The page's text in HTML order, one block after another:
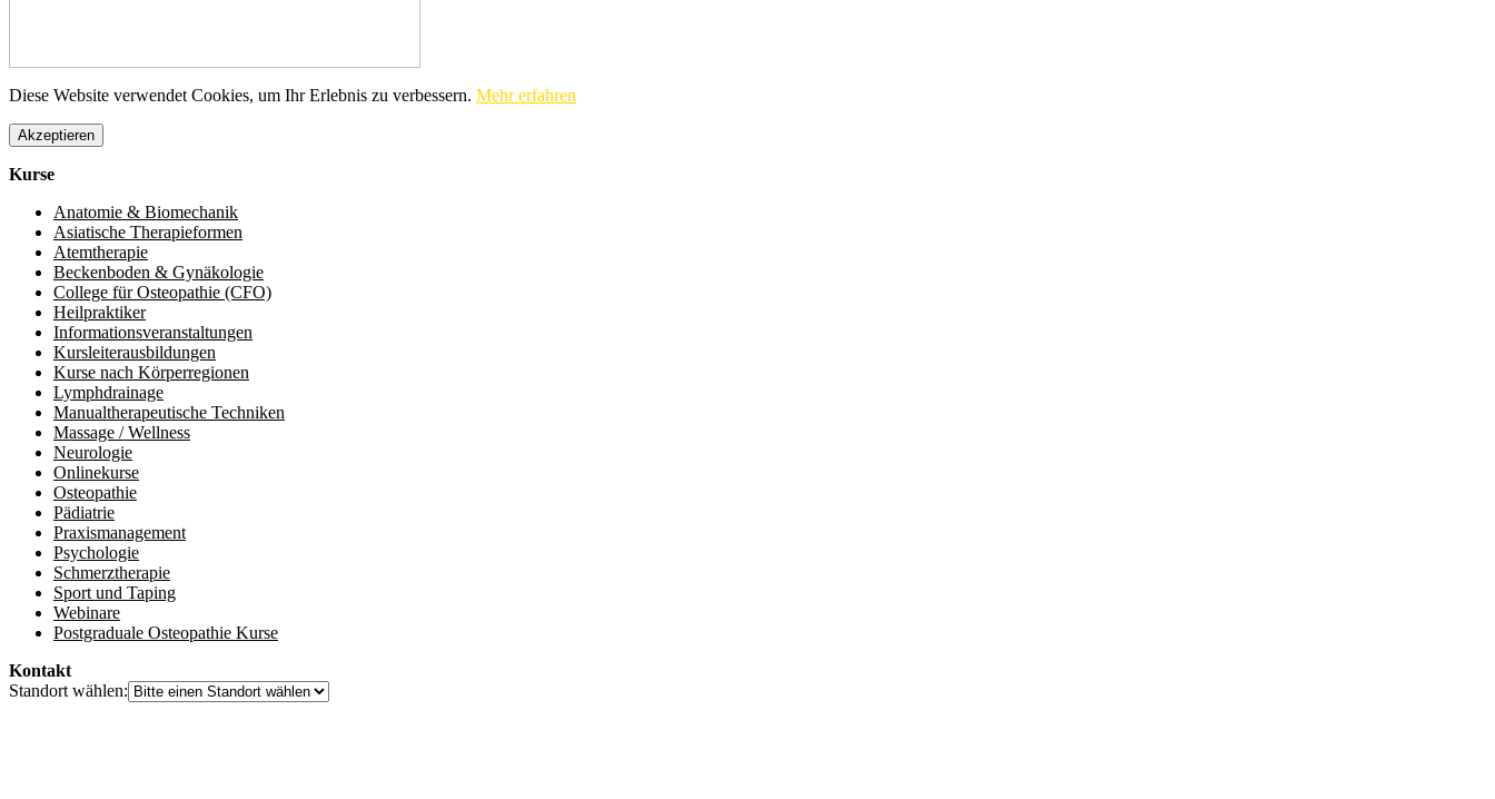
Diese Website verwendet Cookies, um Ihr Erlebnis zu verbessern. Mehr erfahren
Akzeptieren
Kurse
Anatomie & Biomechanik
Asiatische Therapieformen
Atemtherapie
Beckenboden & Gynäkologie
College für Osteopathie (CFO)
Heilpraktiker
Informationsveranstaltungen
Kursleiterausbildungen
Kurse nach Körperregionen
Lymphdrainage
Manualtherapeutische Techniken
Massage / Wellness
Neurologie
Onlinekurse
Osteopathie
Pädiatrie
Praxismanagement
Psychologie
Schmerztherapie
Sport und Taping
Webinare
Postgraduale Osteopathie Kurse
Kontakt
Standort wählen: